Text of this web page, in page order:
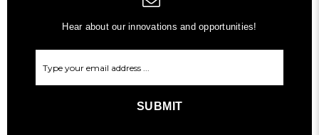
Hear about our innovations and opportunities!
SUBMIT